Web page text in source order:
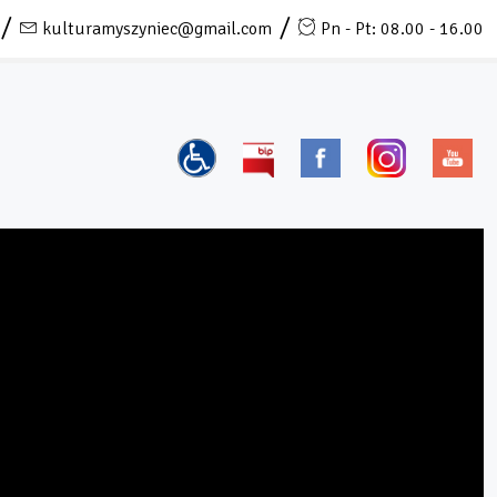
kulturamyszyniec@gmail.com Pn - Pt: 08.00 - 16.00